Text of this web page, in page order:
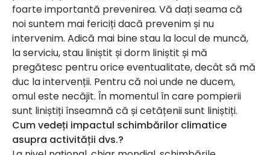
foarte importantă prevenirea. Vă dați seama că
noi suntem mai fericiți dacă prevenim și nu
intervenim. Adică mai bine stau la locul de muncă,
la serviciu, stau liniștit și dorm liniștit și mă
pregătesc pentru orice eventualitate, decât să mă
duc la intervenții. Pentru că noi unde ne ducem,
omul este necăjit. În momentul în care pompierii
sunt liniștiți înseamnă că și cetățenii sunt liniștiți.
Cum vedeți impactul schimbărilor climatice
asupra activității dvs.?